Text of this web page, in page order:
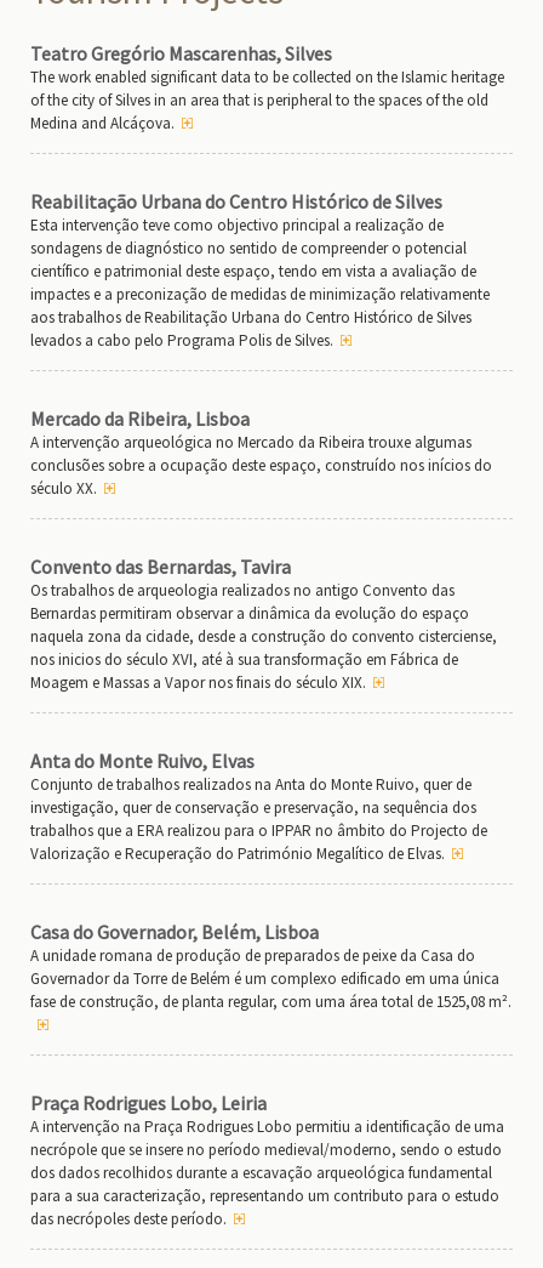
Teatro Gregório Mascarenhas, Silves
The work enabled significant data to be collected on the Islamic heritage
of the city of Silves in an area that is peripheral to the spaces of the old
Medina and Alcáçova.
Reabilitação Urbana do Centro Histórico de Silves
Esta intervenção teve como objectivo principal a realização de
sondagens de diagnóstico no sentido de compreender o potencial
científico e patrimonial deste espaço, tendo em vista a avaliação de
impactes e a preconização de medidas de minimização relativamente
aos trabalhos de Reabilitação Urbana do Centro Histórico de Silves
levados a cabo pelo Programa Polis de Silves.
Mercado da Ribeira, Lisboa
A intervenção arqueológica no Mercado da Ribeira trouxe algumas
conclusões sobre a ocupação deste espaço, construído nos inícios do
século XX.
Convento das Bernardas, Tavira
Os trabalhos de arqueologia realizados no antigo Convento das
Bernardas permitiram observar a dinâmica da evolução do espaço
naquela zona da cidade, desde a construção do convento cisterciense,
nos inicios do século XVI, até à sua transformação em Fábrica de
Moagem e Massas a Vapor nos finais do século XIX.
Anta do Monte Ruivo, Elvas
Conjunto de trabalhos realizados na Anta do Monte Ruivo, quer de
investigação, quer de conservação e preservação, na sequência dos
trabalhos que a ERA realizou para o IPPAR no âmbito do Projecto de
Valorização e Recuperação do Património Megalítico de Elvas.
Casa do Governador, Belém, Lisboa
A unidade romana de produção de preparados de peixe da Casa do
Governador da Torre de Belém é um complexo edificado em uma única
fase de construção, de planta regular, com uma área total de 1525,08 m².
Praça Rodrigues Lobo, Leiria
A intervenção na Praça Rodrigues Lobo permitiu a identificação de uma
necrópole que se insere no período medieval/moderno, sendo o estudo
dos dados recolhidos durante a escavação arqueológica fundamental
para a sua caracterização, representando um contributo para o estudo
das necrópoles deste período.